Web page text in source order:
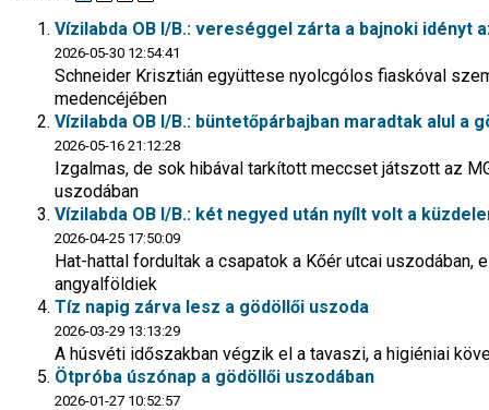
Vízilabda OB I/B.: vereséggel zárta a bajnoki idényt
2026-05-30 12:54:41
Schneider Krisztián együttese nyolcgólos fiaskóval
medencéjében
Vízilabda OB I/B.: büntetőpárbajban maradtak alul a
2026-05-16 21:12:28
Izgalmas, de sok hibával tarkított meccset játszott az
uszodában
Vízilabda OB I/B.: két negyed után nyílt volt a
2026-04-25 17:50:09
Hat-hattal fordultak a csapatok a Kőér utcai
angyalföldiek
Tíz napig zárva lesz a gödöllői uszoda
2026-03-29 13:13:29
A húsvéti időszakban végzik el a tavaszi, a higiéniai
Ötpróba úszónap a gödöllői uszodában
2026-01-27 10:52:57